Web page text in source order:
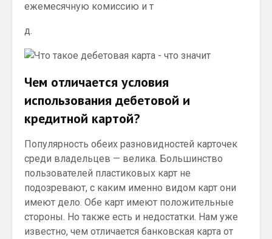
ежемесячную комиссию и т
д.
Чем отличается условия
использования дебетовой и
кредитной картой?
Популярность обеих разновидностей карточек
среди владельцев — велика. Большинство
пользователей пластиковых карт не
подозревают, с каким именно видом карт они
имеют дело. Обе карт имеют положительные
стороны. Но также есть и недостатки. Нам уже
известно, чем отличается банковская карта от